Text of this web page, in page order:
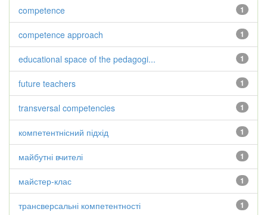
1
competence
1
competence approach
1
educational space of the pedagogi...
1
future teachers
1
transversal competencies
1
компетентнісний підхід
1
майбутні вчителі
1
майстер-клас
1
трансверсальні компетентності